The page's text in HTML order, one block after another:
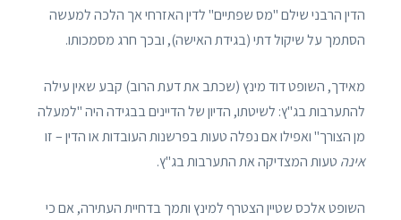
הדין הרבני שילם "מס שפתיים" לדין האזרחי אך הלכה למעשה
הסתמך על שיקול דתי (בגידת האישה), ובכך חרג מסמכותו.
מאידך, השופט דוד מינץ (שכתב את דעת הרוב) קבע שאין עילה
להתערבות בג"ץ: לשיטתו, הדיון של הדיינים בבגידה היה "למעלה
מן הצורך" ואפילו אם נפלה טעות בפרשנות העובדות או הדין – זו
אינה טעות המצדיקה את התערבות בג"ץ.
השופט אלכס שטיין הצטרף למינץ ותמך בדחיית העתירה, אם כי